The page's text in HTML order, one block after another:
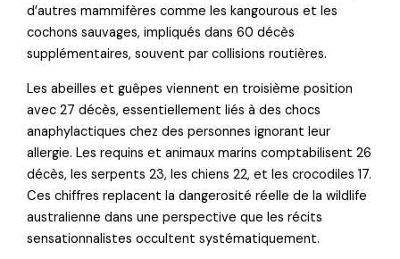
d’autres mammifères comme les kangourous et les
cochons sauvages, impliqués dans 60 décès
supplémentaires, souvent par collisions routières.
Les abeilles et guêpes viennent en troisième position
avec 27 décès, essentiellement liés à des chocs
anaphylactiques chez des personnes ignorant leur
allergie. Les requins et animaux marins comptabilisent 26
décès, les serpents 23, les chiens 22, et les crocodiles 17.
Ces chiffres replacent la dangerosité réelle de la wildlife
australienne dans une perspective que les récits
sensationnalistes occultent systématiquement.